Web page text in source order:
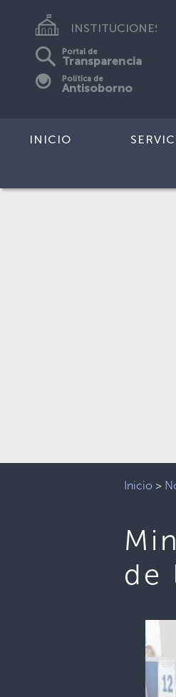
INSTITUCIONES
Portal de
Transparencia
Política de
Antisoborno
INICIO
Inicio >
de